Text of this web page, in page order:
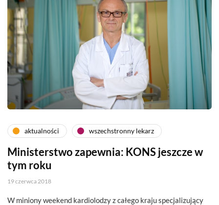
aktualności wszechstronny lekarz
Ministerstwo zapewnia: KONS jeszcze w
tym roku
19 czerwca 2018
W miniony weekend kardiolodzy z całego kraju specjalizujący